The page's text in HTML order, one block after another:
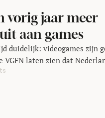
vorig jaar meer
aan games
duidelijk: videogames zijn
laten zien dat
euro uitgaven aan